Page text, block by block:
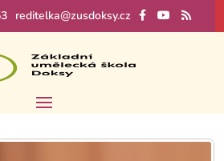
reditelka@zusdoksy.cz